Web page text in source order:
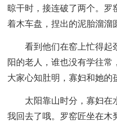
晾干时，接连破了两个。罗
着木车盘，捏出的泥胎溜溜
看到他们在窑上忙得起
阳的老人，谁也没有学往常
大家心知肚明，寡妇和她的
太阳靠山时分，寡妇在
我回去了哦。罗窑匠坐在木